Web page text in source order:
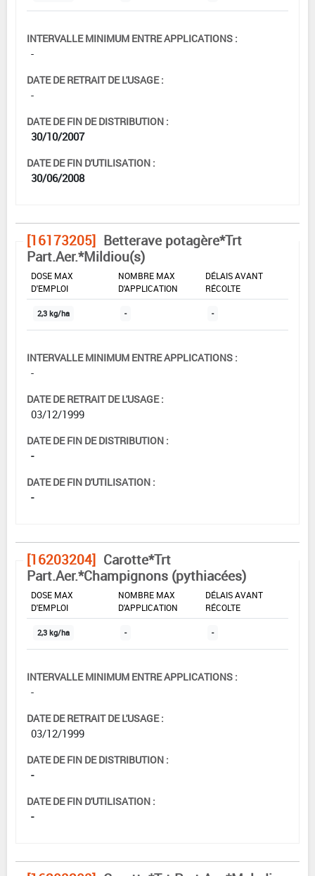
INTERVALLE MINIMUM ENTRE APPLICATIONS :
-
DATE DE RETRAIT DE L'USAGE :
-
DATE DE FIN DE DISTRIBUTION :
30/10/2007
DATE DE FIN D'UTILISATION :
30/06/2008
[16173205] Betterave potagère*Trt
Part.Aer.*Mildiou(s)
DOSE MAX
D'EMPLOI
NOMBRE MAX
D'APPLICATION
DÉLAIS AVANT
RÉCOLTE
2,3 kg/ha - -
INTERVALLE MINIMUM ENTRE APPLICATIONS :
-
DATE DE RETRAIT DE L'USAGE :
03/12/1999
DATE DE FIN DE DISTRIBUTION :
-
DATE DE FIN D'UTILISATION :
-
[16203204] Carotte*Trt
Part.Aer.*Champignons (pythiacées)
DOSE MAX
D'EMPLOI
NOMBRE MAX
D'APPLICATION
DÉLAIS AVANT
RÉCOLTE
2,3 kg/ha - -
INTERVALLE MINIMUM ENTRE APPLICATIONS :
-
DATE DE RETRAIT DE L'USAGE :
03/12/1999
DATE DE FIN DE DISTRIBUTION :
-
DATE DE FIN D'UTILISATION :
-